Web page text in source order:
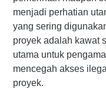
menjadi perhatian
yang sering
proyek adalah kawat
utama untuk
mencegah akses
proyek.